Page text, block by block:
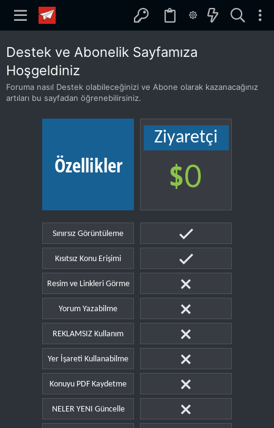
Destek ve Abonelik Sayfamıza
Hoşgeldiniz
Foruma nasıl Destek olabileceğinizi ve Abone olarak kazanacağınız
artıları bu sayfadan öğrenebilirsiniz.
Özellikler
Sınırsız Görüntüleme
Kısıtsız Konu Erişimi
Resim ve Linkleri Görme
Yorum Yazabilme
REKLAMSIZ Kullanım
Yer İşareti Kullanabilme
Konuyu PDF Kaydetme
NELER YENI Güncelle
Ziyaretçi
$0